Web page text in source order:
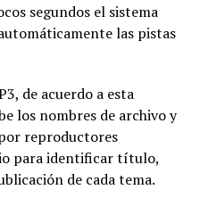
segundos el sistema
las pistas
de acuerdo a esta
los nombres de archivo y
reproductores
para identificar título,
de cada tema.